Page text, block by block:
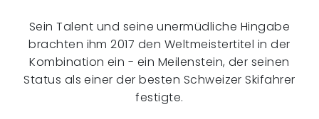
Sein Talent und seine unermüdliche Hingabe
brachten ihm 2017 den Weltmeistertitel in der
Kombination ein - ein Meilenstein, der seinen
Status als einer der besten Schweizer Skifahrer
festigte.